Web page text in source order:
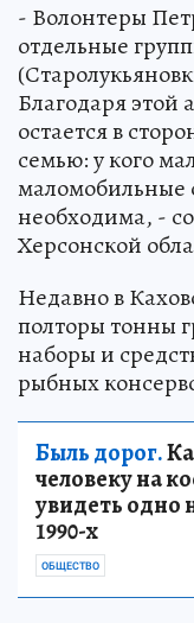
- Волонтеры
отдельные
Благодаря этой
остается в
семью: у кого
маломобильные
необходима, -
Херсонской
Недавно в
полторы тонны
наборы и
рыбных
Быль дорог.
человеку на
увидеть одно
1990-х
ОБЩЕСТВО